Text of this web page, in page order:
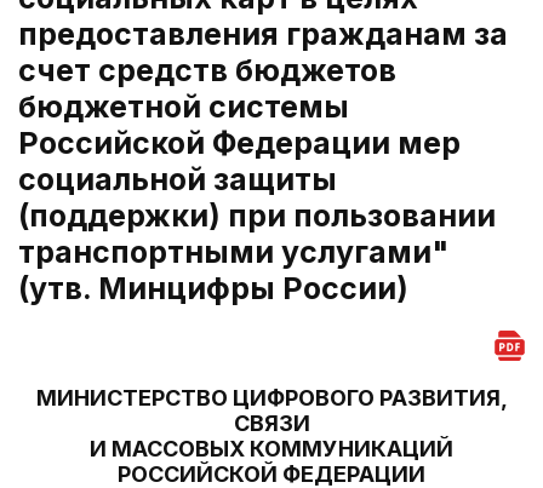
предоставления гражданам за
счет средств бюджетов
бюджетной системы
Российской Федерации мер
социальной защиты
(поддержки) при пользовании
транспортными услугами"
(утв. Минцифры России)
МИНИСТЕРСТВО ЦИФРОВОГО РАЗВИТИЯ,
СВЯЗИ
И МАССОВЫХ КОММУНИКАЦИЙ
РОССИЙСКОЙ ФЕДЕРАЦИИ